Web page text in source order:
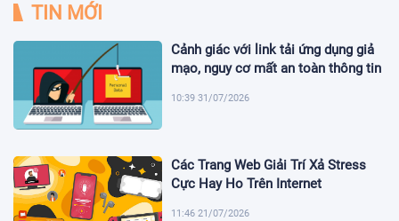
TIN MỚI
Cảnh giác với link tải ứng dụng giả
mạo, nguy cơ mất an toàn thông tin
10:39 31/07/2026
Các Trang Web Giải Trí Xả Stress
Cực Hay Ho Trên Internet
11:46 21/07/2026